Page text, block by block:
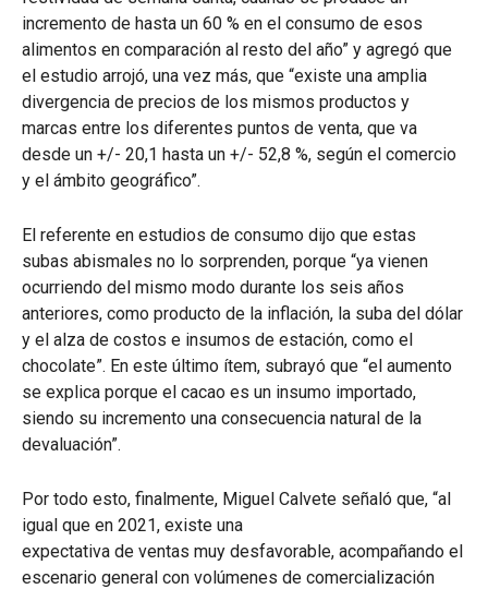
incremento de hasta un 60 % en el consumo de esos
alimentos en comparación al resto del año” y agregó que
el estudio arrojó, una vez más, que “existe una amplia
divergencia de precios de los mismos productos y
marcas entre los diferentes puntos de venta, que va
desde un +/- 20,1 hasta un +/- 52,8 %, según el comercio
y el ámbito geográfico”.
El referente en estudios de consumo dijo que estas
subas abismales no lo sorprenden, porque “ya vienen
ocurriendo del mismo modo durante los seis años
anteriores, como producto de la inflación, la suba del dólar
y el alza de costos e insumos de estación, como el
chocolate”. En este último ítem, subrayó que “el aumento
se explica porque el cacao es un insumo importado,
siendo su incremento una consecuencia natural de la
devaluación”.
Por todo esto, finalmente, Miguel Calvete señaló que, “al
igual que en 2021, existe una
expectativa de ventas muy desfavorable, acompañando el
escenario general con volúmenes de comercialización